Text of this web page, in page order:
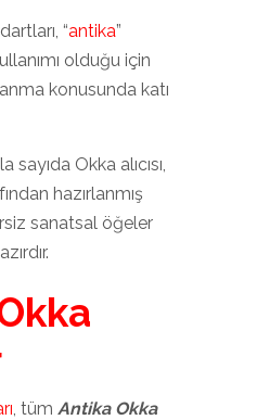
“antika”
olduğu için
konusunda katı
Okka alıcısı,
hazırlanmış
sanatsal öğeler
, tüm Antika Okka